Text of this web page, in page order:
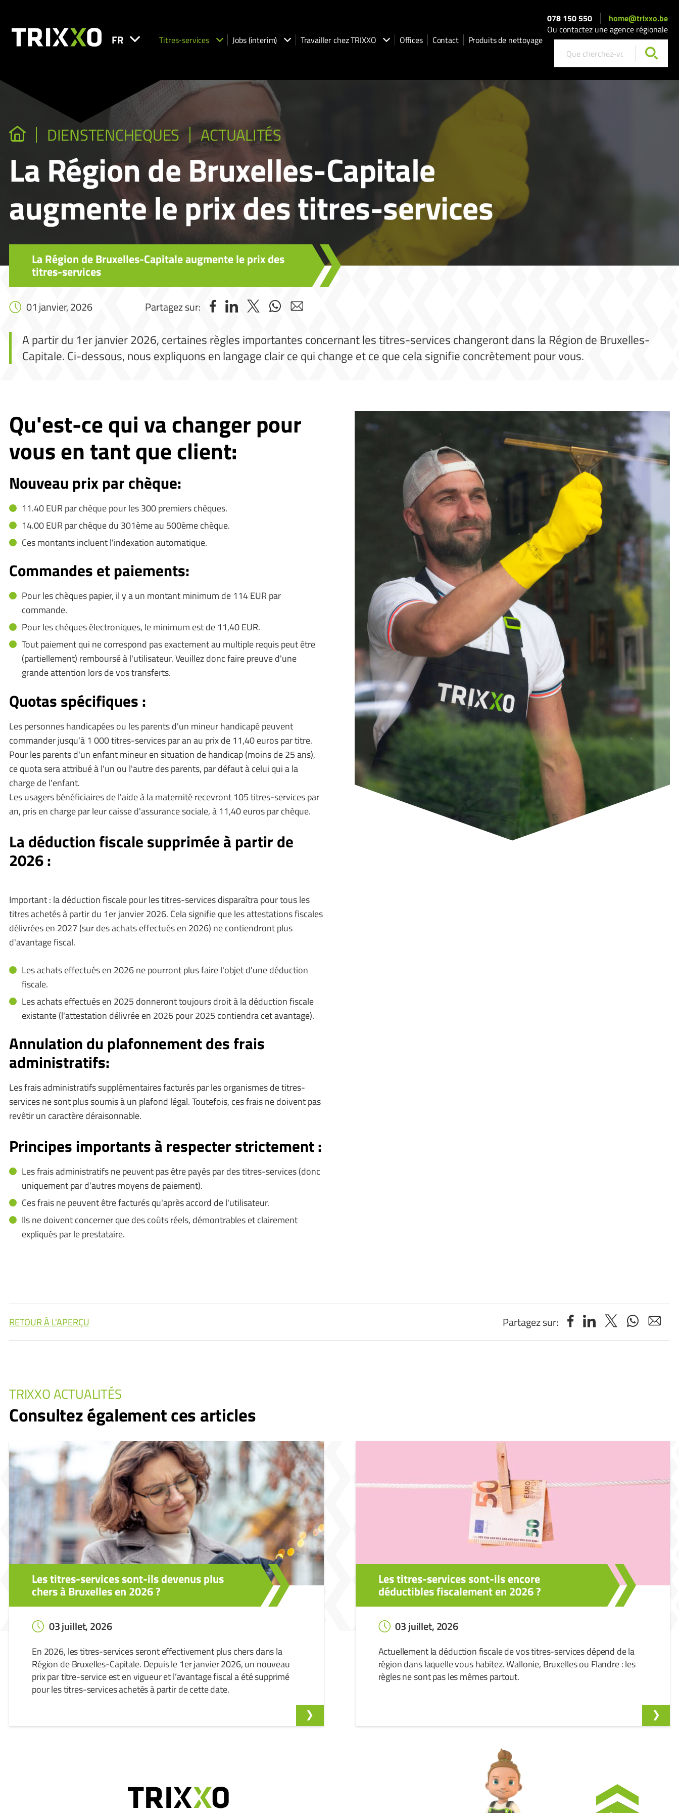
FR Titres-services Jobs (interim) Travailler chez TRIXXO Offices Contact Produits de nettoyage
078 150 550
home@trixxo.be
Ou contactez une agence régionale
DIENSTENCHEQUES ACTUALITÉS
La Région de Bruxelles-Capitale
augmente le prix des titres-services
La Région de Bruxelles-Capitale augmente le prix des
titres-services
01 janvier, 2026 Partagez sur:
A partir du 1er janvier 2026, certaines règles importantes concernant les titres-services changeront dans la Région de Bruxelles-
Capitale. Ci-dessous, nous expliquons en langage clair ce qui change et ce que cela signifie concrètement pour vous.
Qu'est-ce qui va changer pour
vous en tant que client:
Nouveau prix par chèque:
11.40 EUR par chèque pour les 300 premiers chèques.
14.00 EUR par chèque du 301ème au 500ème chèque.
Ces montants incluent l'indexation automatique.
Commandes et paiements:
Pour les chèques papier, il y a un montant minimum de 114 EUR par
commande.
Pour les chèques électroniques, le minimum est de 11,40 EUR.
Tout paiement qui ne correspond pas exactement au multiple requis peut être
(partiellement) remboursé à l'utilisateur. Veuillez donc faire preuve d'une
grande attention lors de vos transferts.
Quotas spécifiques :
Les personnes handicapées ou les parents d'un mineur handicapé peuvent
commander jusqu'à 1 000 titres-services par an au prix de 11,40 euros par titre.
Pour les parents d'un enfant mineur en situation de handicap (moins de 25 ans),
ce quota sera attribué à l'un ou l'autre des parents, par défaut à celui qui a la
charge de l'enfant.
Les usagers bénéficiaires de l'aide à la maternité recevront 105 titres-services par
an, pris en charge par leur caisse d'assurance sociale, à 11,40 euros par chèque.
La déduction fiscale supprimée à partir de
2026 :
Important : la déduction fiscale pour les titres-services disparaîtra pour tous les
titres achetés à partir du 1er janvier 2026. Cela signifie que les attestations fiscales
délivrées en 2027 (sur des achats effectués en 2026) ne contiendront plus
d'avantage fiscal.
Les achats effectués en 2026 ne pourront plus faire l'objet d'une déduction
fiscale.
Les achats effectués en 2025 donneront toujours droit à la déduction fiscale
existante (l'attestation délivrée en 2026 pour 2025 contiendra cet avantage).
Annulation du plafonnement des frais
administratifs:
Les frais administratifs supplémentaires facturés par les organismes de titres-
services ne sont plus soumis à un plafond légal. Toutefois, ces frais ne doivent pas
revêtir un caractère déraisonnable.
Principes importants à respecter strictement :
Les frais administratifs ne peuvent pas être payés par des titres-services (donc
uniquement par d'autres moyens de paiement).
Ces frais ne peuvent être facturés qu'après accord de l'utilisateur.
Ils ne doivent concerner que des coûts réels, démontrables et clairement
expliqués par le prestataire.
RETOUR À L'APERÇU Partagez sur:
TRIXXO ACTUALITÉS
Consultez également ces articles
Les titres-services sont-ils devenus plus
chers à Bruxelles en 2026 ?
03 juillet, 2026
En 2026, les titres-services seront effectivement plus chers dans la
Région de Bruxelles-Capitale. Depuis le 1er janvier 2026, un nouveau
prix par titre-service est en vigueur et l’avantage fiscal a été supprimé
pour les titres-services achetés à partir de cette date.
Les titres-services sont-ils encore
déductibles fiscalement en 2026 ?
03 juillet, 2026
Actuellement la déduction fiscale de vos titres-services dépend de la
région dans laquelle vous habitez. Wallonie, Bruxelles ou Flandre : les
règles ne sont pas les mêmes partout.